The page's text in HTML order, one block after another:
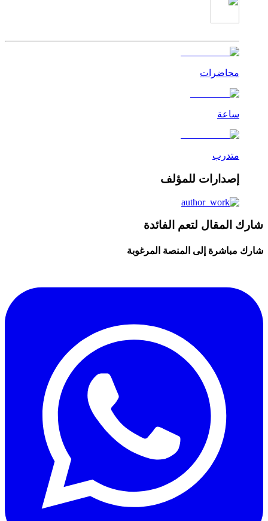
محاضرات
ساعة
متدرب
إصدارات للمؤلف
شارك المقال لتعم الفائدة
شارك مباشرة إلى المنصة المرغوبة